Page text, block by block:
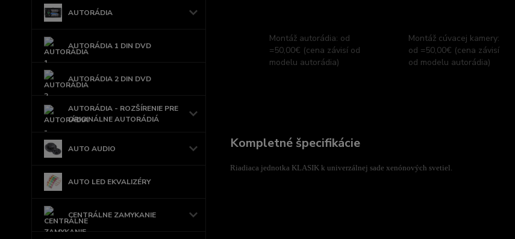
AUTORÁDIA
AUTORÁDIA 1 DIN DVD
AUTORÁDIA 2 DIN DVD
AUTORÁDIA - ROZŠÍRENIE PRE
ORIGINÁLNE AUTORÁDIÁ
AUTO AUDIO
AUTO LED EKVALIZÉRY
CENTRÁLNE ZAMYKANIE
Montáž autorádia: od
=50,00€ (cena závisí od
modelu autorádia)
Montáž cúvacej kamery:
od =50,00€ (cena závisí
od modelu autorádia)
Kompletné špecifikácie
Riadiaca jednotka KLASIK k univerzálnej sade xenónových svetiel.